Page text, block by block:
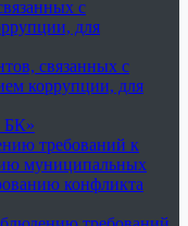
с
для
связанных с
коррупции, для
БК»
требований к
муниципальных
конфликта